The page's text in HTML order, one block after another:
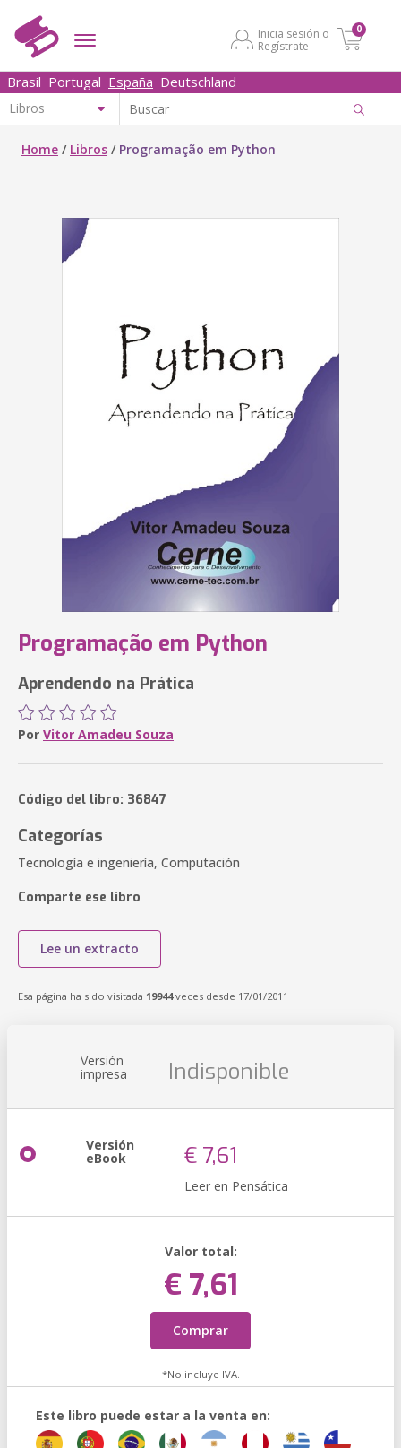
Inicia sesión o
Regístrate
0
Brasil Portugal España Deutschland
Home / Libros / Programação em Python
Programação em Python
Aprendendo na Prática
Por Vitor Amadeu Souza
Código del libro: 36847
Categorías
Tecnología e ingeniería, Computación
Comparte ese libro
Lee un extracto
Esa página ha sido visitada 19944veces desde 17/01/2011
Versión
impresa Indisponible
Versión
eBook € 7,61
Leer en Pensática
Valor total:
€ 7,61
Comprar
*No incluye IVA.
Este libro puede estar a la venta en: